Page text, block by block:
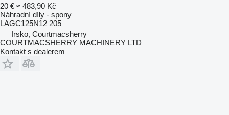
20 € ≈ 483,90 Kč
Náhradní díly - spony
LAGC125N12 205
Irsko, Courtmacsherry
COURTMACSHERRY MACHINERY LTD
Kontakt s dealerem